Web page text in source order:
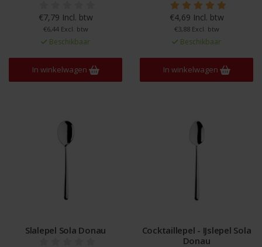
€7,79 Incl. btw
€6,44 Excl. btw
Beschikbaar
In winkelwagen
€4,69 Incl. btw
€3,88 Excl. btw
Beschikbaar
In winkelwagen
Slalepel Sola Donau
Cocktaillepel - IJslepel Sola
Donau